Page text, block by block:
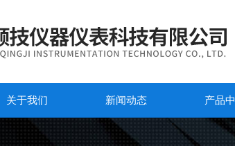
关于我们 新闻动态 产品